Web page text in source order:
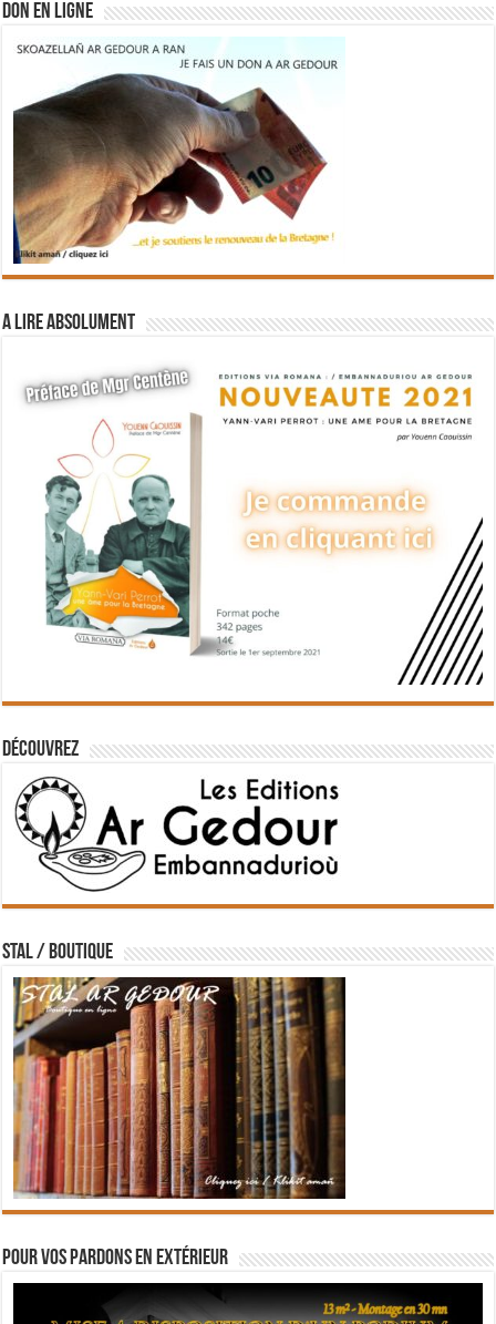
DON EN LIGNE
A lire absolument
Découvrez
STAL / BOUTIQUE
Pour vos pardons en extérieur